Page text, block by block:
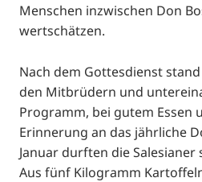
Menschen inzwischen Don
wertschätzen.
Nach dem Gottesdienst
den Mitbrüdern und
Programm, bei gutem Essen
Erinnerung an das jährliche
Januar durften die Salesianer
Aus fünf Kilogramm